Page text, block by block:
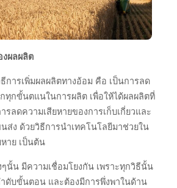
ผลผลิต
เพิ่มผลผลิตทางอ้อม คือ เป็นการลด
ทุกขั้นตแนในการผลิต เพื่อให้ได้ผลผลิตที่
ลดความเสียหายของการเก็บเกี่ยวและ
ส่ง ด้วยวิธีการนำเทคโนโลยีมาช่วยใน
าย เป็นต้น
ๆนั้น มีความเชื่อมโยงกัน เพราะทุกวิธีนั้น
ดับขั้นตอน และต้องมีการพึ่งพาในด้าน